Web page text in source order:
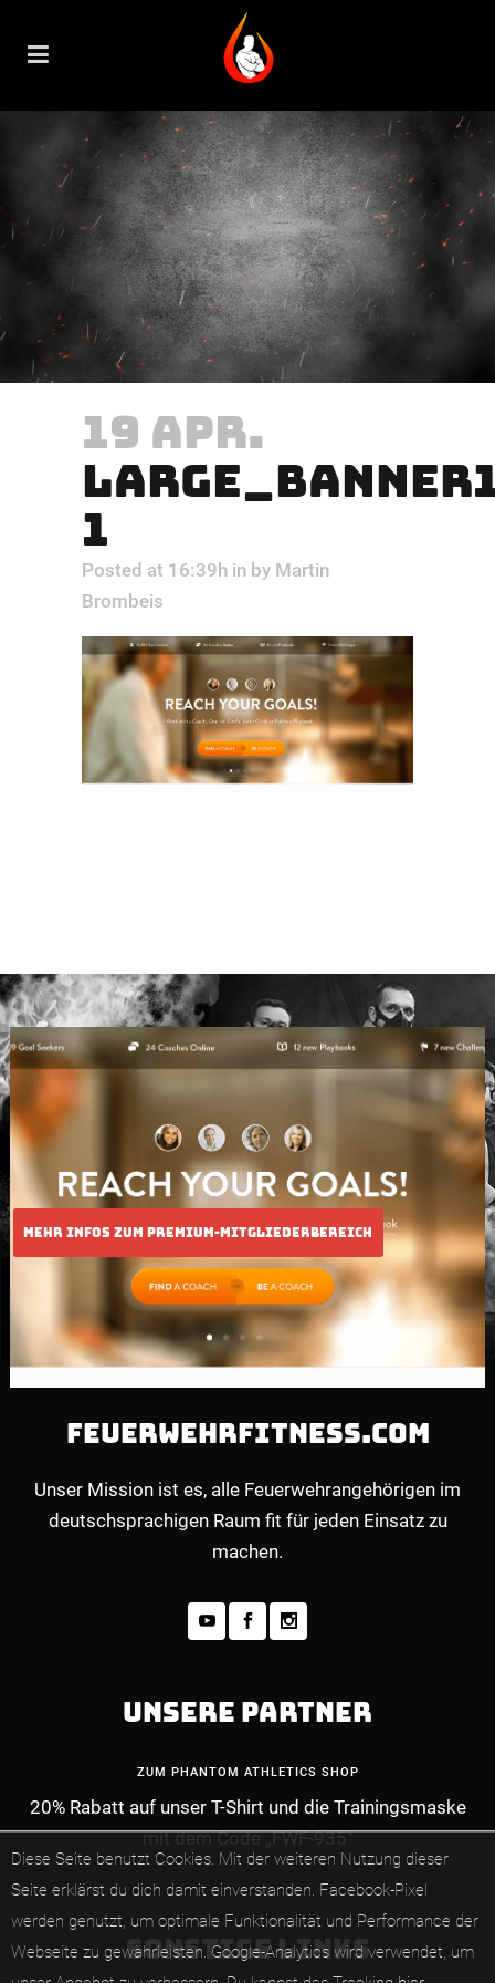
Diese Seite benutzt Cookies. Mit der weiteren Nutzung dieser
Seite erklärst du dich damit einverstanden. Facebook-Pixel
werden genutzt, um optimale Funktionalität und Performance der
Webseite zu gewährleisten. Google-Analytics wird verwendet, um
19 APR.
1
Posted at 16:39h in by Martin
Brombeis
MEHR INFOS ZUM PREMIUM-
FEUERWEHRFITNESS.COM
Unser Mission ist es, alle Feuerwehrangehörigen im
deutschsprachigen Raum fit für jeden Einsatz zu
machen.
UNSERE PARTNER
ZUM PHANTOM ATHLETICS SHOP
20% Rabatt auf unser T-Shirt und die Trainingsmaske
mit dem Code „FWF-935“
SONSTIGE LINKS